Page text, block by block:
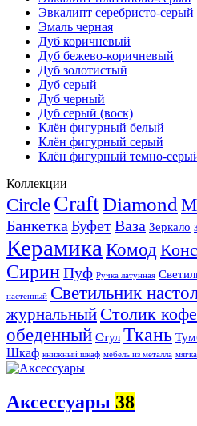
Эвкалипт серебристо-серый
Эмаль черная
Дуб коричневый
Дуб бежево-коричневый
Дуб золотистый
Дуб серый
Дуб черный
Дуб серый (воск)
Клён фигурный белый
Клён фигурный серый
Клён фигурный темно-
Коллекции
Circle CraftDiamond
Банкетка БуфетВаза Зеркало
Керамика Комод
СиринПуф Ручка латунная
настенный Светильник
журнальный Столик
обеденный Стул Ткань
Шкаф книжный шкаф мебель из металла
Аксессуары 38